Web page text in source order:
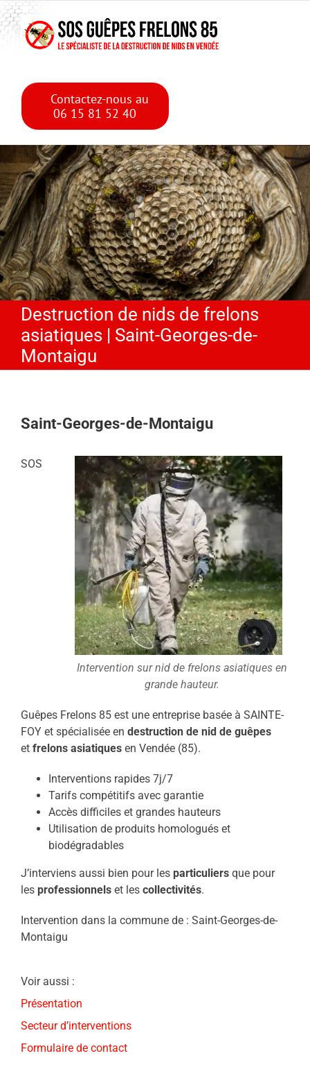
Skip to main content
Skip
to
content
Contactez-nous au
06 15 81 52 40
Destruction de nids de frelons
asiatiques | Saint-Georges-de-
Montaigu
Saint-Georges-de-Montaigu
Intervention sur nid de frelons asiatiques en
grande hauteur.
SOS
Guêpes Frelons 85 est une entreprise basée à SAINTE-
FOY et spécialisée en destruction de nid de guêpes
et frelons asiatiquesen Vendée (85).
Interventions rapides 7j/7
Tarifs compétitifs avec garantie
Accès difficiles et grandes hauteurs
Utilisation de produits homologués et
biodégradables
J’interviens aussi bien pour les particuliersque pour
les professionnelset les collectivités.
Intervention dans la commune de : Saint-Georges-de-
Montaigu
Voir aussi :
Présentation
Secteur d’interventions
Formulaire de contact